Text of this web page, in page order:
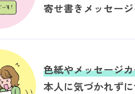
寄せ書きメッセー
色紙やメッセージ
本人に気づかれず